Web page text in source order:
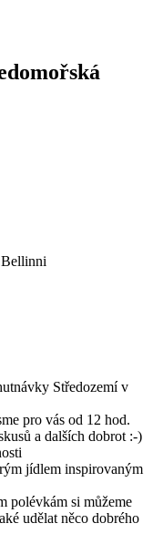
Středozemí v
pro vás od 12 hod.
a dalších dobrot :-)
jídlem inspirovaným
polévkám si můžeme
udělat něco dobrého